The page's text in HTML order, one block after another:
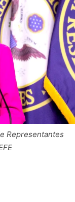
Representantes